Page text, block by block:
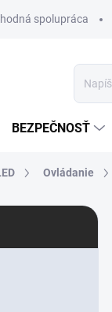
spolupráca
BEZPEČNOSŤ
Ovládanie